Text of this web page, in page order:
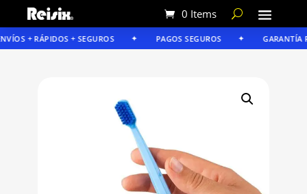
0 Items
+ RÁPIDOS + SEGUROS PAGOS SEGUROS GARANTÍA